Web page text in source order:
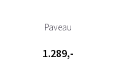
Paveau
1.289,-